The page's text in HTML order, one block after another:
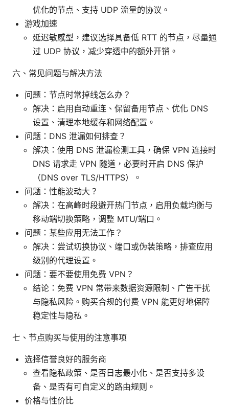
优化的节点、支持 UDP 流量的协议。
游戏加速
延迟敏感型，建议选择具备低 RTT 的节点，尽量通
过 UDP 协议，减少穿透中的额外开销。
六、常见问题与解决方法
问题：节点时常掉线怎么办？
解决：启用自动重连、保留备用节点、优化 DNS
设置、清理本地缓存和网络配置。
问题：DNS 泄漏如何排查？
解决：使用 DNS 泄漏检测工具，确保 VPN 连接时
DNS 请求走 VPN 隧道，必要时开启 DNS 保护
（DNS over TLS/HTTPS）。
问题：性能波动大？
解决：在高峰时段避开热门节点，启用负载均衡与
移动端切换策略，调整 MTU/端口。
问题：某些应用无法工作？
解决：尝试切换协议、端口或伪装策略，排查应用
级别的代理设置。
问题：要不要使用免费 VPN？
结论：免费 VPN 常带来数据资源限制、广告干扰
与隐私风险。购买合规的付费 VPN 能更好地保障
稳定性与隐私。
七、节点购买与使用的注意事项
选择信誉良好的服务商
查看隐私政策、是否日志最小化、是否支持多设
备、是否有可自定义的路由规则。
价格与性价比